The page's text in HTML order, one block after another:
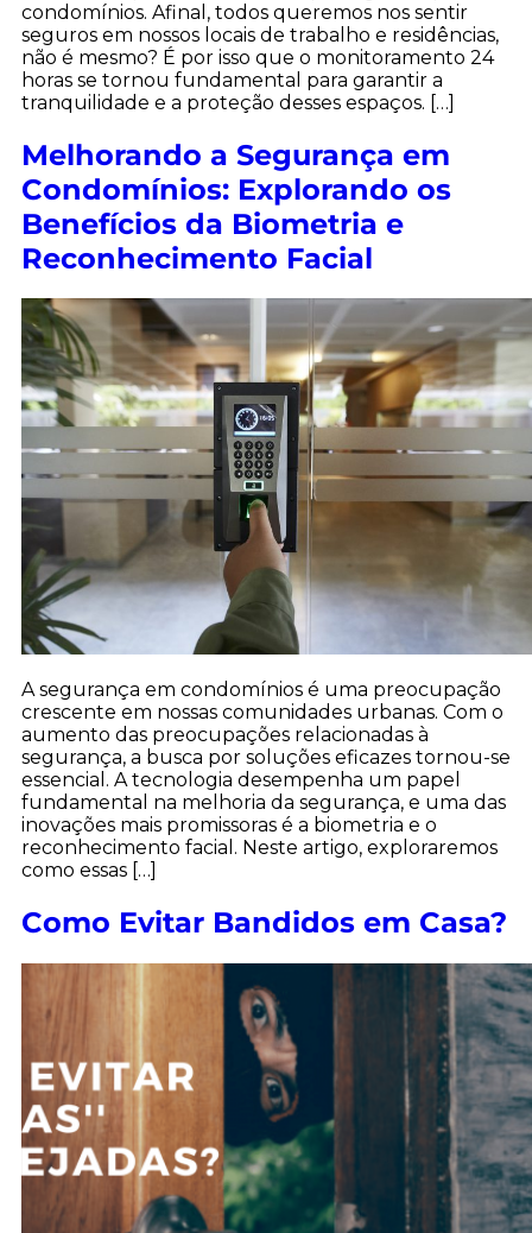
condomínios. Afinal, todos queremos nos sentir
seguros em nossos locais de trabalho e residências,
não é mesmo? É por isso que o monitoramento 24
horas se tornou fundamental para garantir a
tranquilidade e a proteção desses espaços. […]
Melhorando a Segurança em
Condomínios: Explorando os
Benefícios da Biometria e
Reconhecimento Facial
A segurança em condomínios é uma preocupação
crescente em nossas comunidades urbanas. Com o
aumento das preocupações relacionadas à
segurança, a busca por soluções eficazes tornou-se
essencial. A tecnologia desempenha um papel
fundamental na melhoria da segurança, e uma das
inovações mais promissoras é a biometria e o
reconhecimento facial. Neste artigo, exploraremos
como essas […]
Como Evitar Bandidos em Casa?